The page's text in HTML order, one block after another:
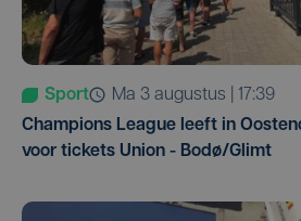
Sport
ma 3 augustus | 17:39
Champions League leeft in
voor tickets Union - Bodø/Glimt